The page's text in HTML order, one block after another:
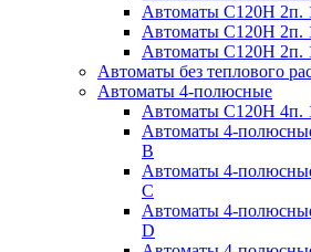
Автоматы С120H 2п.
Автоматы С120H 2п.
Автоматы С120H 2п.
Автоматы без теплового
Автоматы 4-полюсные
Автоматы С120H 4п.
Автоматы 4-
B
Автоматы 4-
C
Автоматы 4-
D